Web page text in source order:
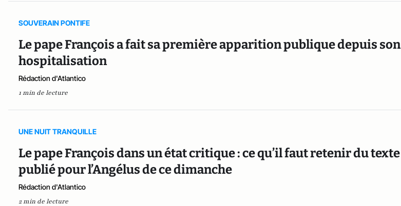
SOUVERAIN PONTIFE
Le pape François a fait sa première apparition publique depuis son
hospitalisation
Rédaction d'Atlantico
1 min de lecture
UNE NUIT TRANQUILLE
Le pape François dans un état critique : ce qu’il faut retenir du texte
publié pour l’Angélus de ce dimanche
Rédaction d'Atlantico
2 min de lecture